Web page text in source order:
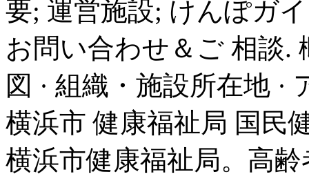
要; 運営施設; けんぽガ
お問い合わせ＆ご 相談.
図 · 組織・施設所在地 ·
横浜市 健康福祉局 国民
横浜市健康福祉局。高